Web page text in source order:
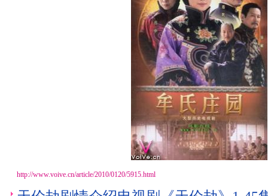
http://www.voive.cn/article/2010/0120/5915.html